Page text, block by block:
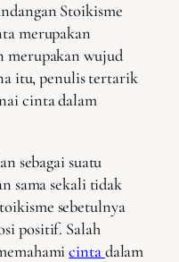
Stoikisme
merupakan
merupakan wujud
itu, penulis tertarik
cinta dalam
sebagai suatu
sama sekali tidak
sebetulnya
positif. Salah
cintadalam